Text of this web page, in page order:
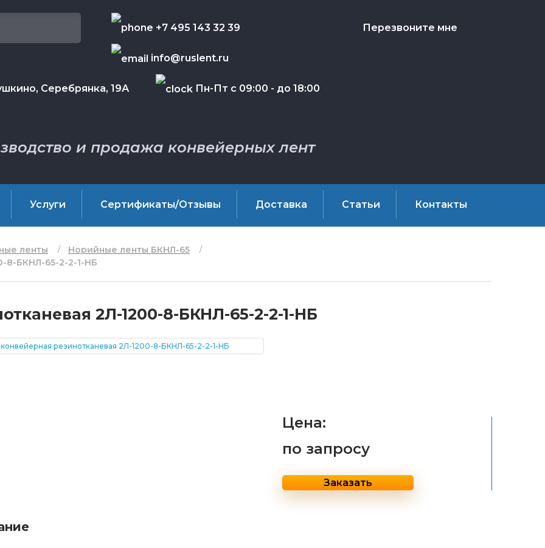
Серебрянка, 19А Пн-Пт с 09:00 - до 18:00
+7 495 143 32 39
info@ruslent.ru
Перезвоните мне
и продажа конвейерных лент
Услуги Сертификаты/Отзывы Доставка Статьи Контакты
ленты
Норийные ленты БКНЛ-65
8-БКНЛ-65-2-2-1-НБ
2Л-1200-8-БКНЛ-65-2-2-1-НБ
Цена:
по запросу
Заказать